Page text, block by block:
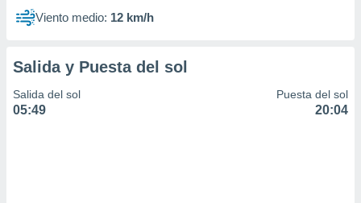
1199
Viento medio: 12 km/h
Salida y Puesta del sol
Salida del sol
05:49
Puesta del sol
20:04